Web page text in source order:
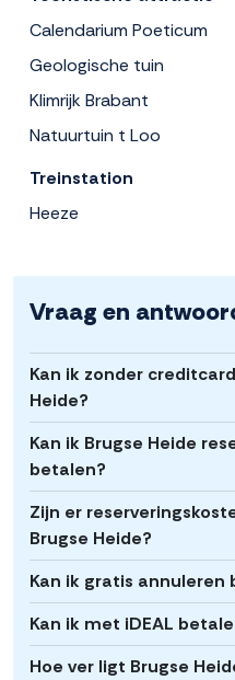
Calendarium Poeticum
Geologische tuin
Klimrijk Brabant
Natuurtuin t Loo
Treinstation
Heeze
Vraag en
Kan ik zonder
Heide?
Kan ik Brugse Heide
betalen?
Zijn er
Brugse Heide?
Kan ik gratis annuleren
Kan ik met iDEAL
Hoe ver ligt Brugse